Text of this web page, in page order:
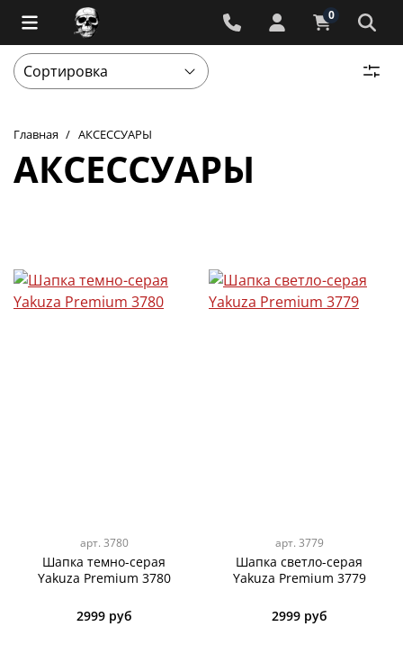
0
Главная АКСЕССУАРЫ
АКСЕССУАРЫ
арт. 3780
Шапка темно-серая
Yakuza Premium 3780
2999 руб
арт. 3779
Шапка светло-серая
Yakuza Premium 3779
2999 руб